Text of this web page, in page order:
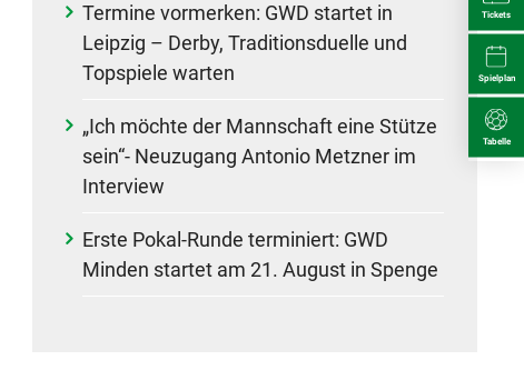
Termine vormerken: GWD startet in
Leipzig – Derby, Traditionsduelle und
Topspiele warten
„Ich möchte der Mannschaft eine Stütze
sein“- Neuzugang Antonio Metzner im
Interview
Erste Pokal-Runde terminiert: GWD
Minden startet am 21. August in Spenge
Tickets
Spielplan
Tabelle